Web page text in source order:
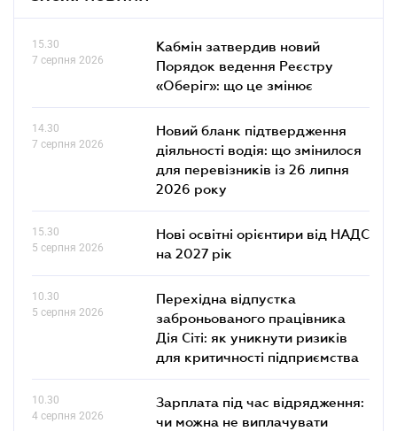
15.30
7 серпня 2026
Кабмін затвердив новий
Порядок ведення Реєстру
«Оберіг»: що це змінює
14.30
7 серпня 2026
Новий бланк підтвердження
діяльності водія: що змінилося
для перевізників із 26 липня
2026 року
15.30
5 серпня 2026
Нові освітні орієнтири від НАДС
на 2027 рік
10.30
5 серпня 2026
Перехідна відпустка
заброньованого працівника
Дія Сіті: як уникнути ризиків
для критичності підприємства
10.30
4 серпня 2026
Зарплата під час відрядження:
чи можна не виплачувати